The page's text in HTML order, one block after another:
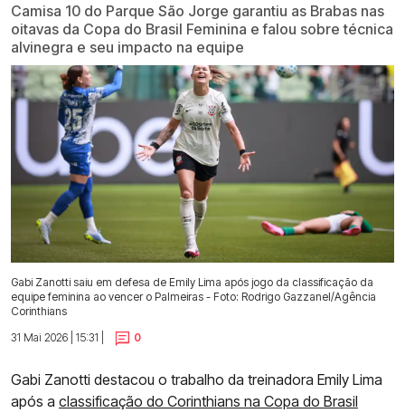
Camisa 10 do Parque São Jorge garantiu as Brabas nas
oitavas da Copa do Brasil Feminina e falou sobre técnica
alvinegra e seu impacto na equipe
Gabi Zanotti saiu em defesa de Emily Lima após jogo da classificação da
equipe feminina ao vencer o Palmeiras - Foto: Rodrigo Gazzanel/Agência
Corinthians
31 Mai 2026 | 15:31 |
0
Gabi Zanotti destacou o trabalho da treinadora Emily Lima
após a classificação do Corinthians na Copa do Brasil